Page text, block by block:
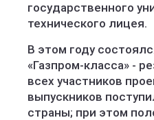
государственного
технического лицея.
В этом году
«Газпром-класса» -
всех участников
выпускников
страны; при этом